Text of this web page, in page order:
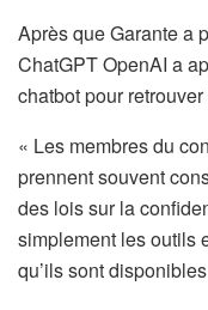
Après que Garante a
ChatGPT OpenAI a
chatbot pour
« Les membres du
prennent souvent
des lois sur la
simplement les outils
qu’ils sont